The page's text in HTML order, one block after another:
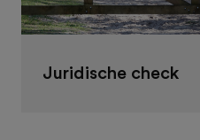
Juridische check